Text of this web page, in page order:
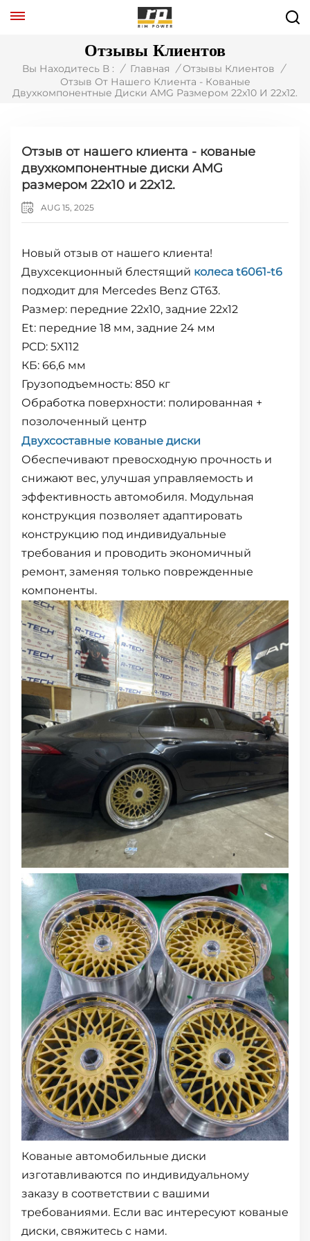
Отзывы Клиентов
Вы Находитесь В : / Главная / Отзывы Клиентов /
Отзыв От Нашего Клиента - Кованые
Двухкомпонентные Диски AMG Размером 22x10 И 22x12.
Отзыв от нашего клиента - кованые
двухкомпонентные диски AMG
размером 22x10 и 22x12.
AUG 15, 2025
Новый отзыв от нашего клиента!
Двухсекционный блестящий колеса t6061-t6
подходит для Mercedes Benz GT63.
Размер: передние 22х10, задние 22х12
Et: передние 18 мм, задние 24 мм
PCD: 5X112
КБ: 66,6 мм
Грузоподъемность: 850 кг
Обработка поверхности: полированная +
позолоченный центр
Двухсоставные кованые диски
Обеспечивают превосходную прочность и
снижают вес, улучшая управляемость и
эффективность автомобиля. Модульная
конструкция позволяет адаптировать
конструкцию под индивидуальные
требования и проводить экономичный
ремонт, заменяя только поврежденные
компоненты.
Кованые автомобильные диски
изготавливаются по индивидуальному
заказу в соответствии с вашими
требованиями. Если вас интересуют кованые
диски, свяжитесь с нами.